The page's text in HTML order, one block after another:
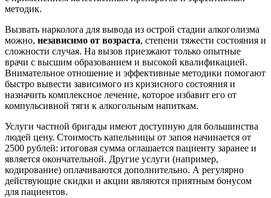
методик.
Вызвать нарколога для вывода из острой стадии алкоголизма
можно, независимо от возраста, степени тяжести состояния и
сложности случая. На вызов приезжают только опытные
врачи с высшим образованием и высокой квалификацией.
Внимательное отношение и эффективные методики помогают
быстро вывести зависимого из кризисного состояния и
назначить комплексное лечение, которое избавит его от
компульсивной тяги к алкогольным напиткам.
Услуги частной бригады имеют доступную для большинства
людей цену. Стоимость капельницы от запоя начинается от
2500 рублей: итоговая сумма оглашается пациенту заранее и
является окончательной. Другие услуги (например,
кодирование) оплачиваются дополнительно. А регулярно
действующие скидки и акции являются приятным бонусом
для пациентов.